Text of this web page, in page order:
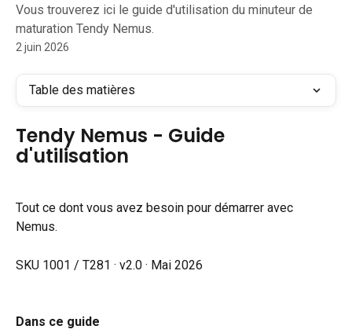
Vous trouverez ici le guide d'utilisation du minuteur de
maturation Tendy Nemus.
2 juin 2026
Table des matières
Tendy Nemus - Guide
d'utilisation
Tout ce dont vous avez besoin pour démarrer avec
Nemus.
SKU 1001 / T281 · v2.0 · Mai 2026
Dans ce guide